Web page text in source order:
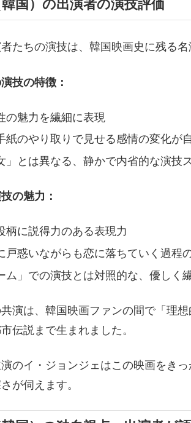
国）の出演者の演技評価
者たちの演技は、韓国映画史に残る
技の特徴：
の魅力を繊細に表現
紙のやり取りで見せる感情の変化が
」とは異なる、静かで内省的な演技
の魅力：
柄に説得力のある表現力
戸惑いながらも恋に落ちていく過程
ム」での演技とは対照的な、優しく
演は、韓国映画ファンの間で「理
伝説まで生まれました。
のイ・ジョンジェはこの映画をき
が伺えます。